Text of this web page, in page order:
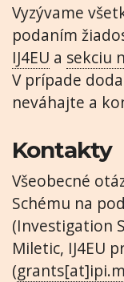
Vyzývame
podaním
IJ4EU a sekciu
V prípade
neváhajte a
Kontakty
Všeobecné
Schému na
(Investigation
Miletic, IJ4EU
(